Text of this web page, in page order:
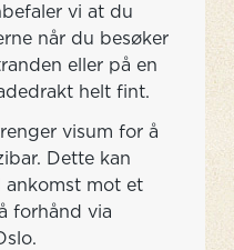
vi at du
når du besøker
eller på en
helt fint.
visum for å
Dette kan
ankomst mot et
forhånd via